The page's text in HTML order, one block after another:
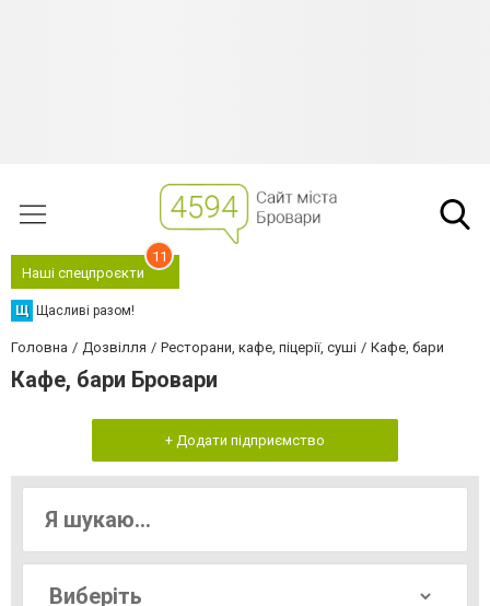
Наші спецпроєкти
11
Щ Щасливі разом!
Головна Дозвілля Ресторани, кафе, піцерії, суші Кафе, бари
Кафе, бари Бровари
+ Додати підприємство